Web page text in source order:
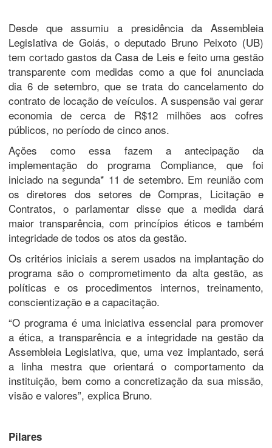
Desde que assumiu a presidência da Assembleia
Legislativa de Goiás, o deputado Bruno Peixoto (UB)
tem cortado gastos da Casa de Leis e feito uma gestão
transparente com medidas como a que foi anunciada
dia 6 de setembro, que se trata do cancelamento do
contrato de locação de veículos. A suspensão vai gerar
economia de cerca de R$12 milhões aos cofres
públicos, no período de cinco anos.
Ações como essa fazem a antecipação da
implementação do programa Compliance, que foi
iniciado na segunda* 11 de setembro. Em reunião com
os diretores dos setores de Compras, Licitação e
Contratos, o parlamentar disse que a medida dará
maior transparência, com princípios éticos e também
integridade de todos os atos da gestão.
Os critérios iniciais a serem usados na implantação do
programa são o comprometimento da alta gestão, as
políticas e os procedimentos internos, treinamento,
conscientização e a capacitação.
“O programa é uma iniciativa essencial para promover
a ética, a transparência e a integridade na gestão da
Assembleia Legislativa, que, uma vez implantado, será
a linha mestra que orientará o comportamento da
instituição, bem como a concretização da sua missão,
visão e valores”, explica Bruno.
Pilares